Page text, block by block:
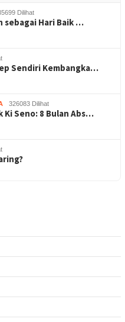
Dilihat
sebagai Hari Baik …
Sendiri Kembangka…
326083 Dilihat
Ki Seno: 8 Bulan Abs…